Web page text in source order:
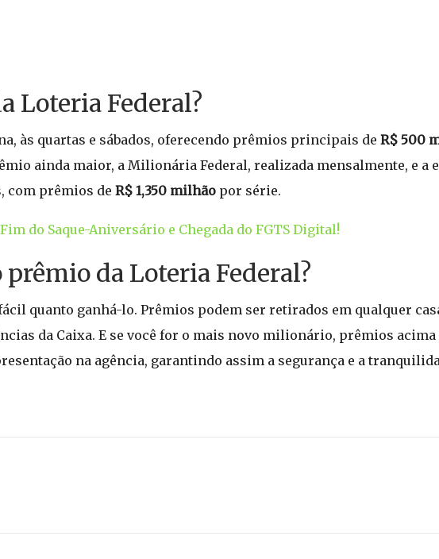
Loteria Federal?
às quartas e sábados, oferecendo prêmios principais de R$ 500
ainda maior, a Milionária Federal, realizada mensalmente, e a
com prêmios de R$ 1,350 milhão por série.
do Saque-Aniversário e Chegada do FGTS Digital!
da Loteria Federal?
quanto ganhá-lo. Prêmios podem ser retirados em qualquer
da Caixa. E se você for o mais novo milionário, prêmios acima
na agência, garantindo assim a segurança e a